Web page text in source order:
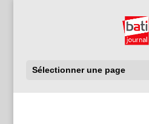
Sélectionner une page